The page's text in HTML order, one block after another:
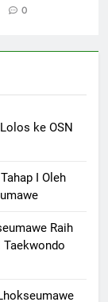
0
ke OSN
I Oleh
Raih